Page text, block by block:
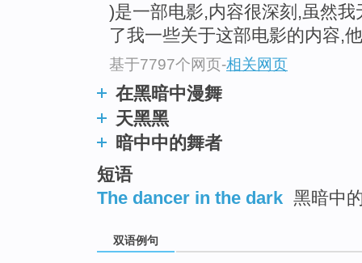
)是一部电影,内容很深刻,虽然
了我一些关于这部电影的内容,
基于7797个网页-相关网页
在黑暗中漫舞
天黑黑
暗中中的舞者
短语
The dancer in the dark 黑暗中
双语例句